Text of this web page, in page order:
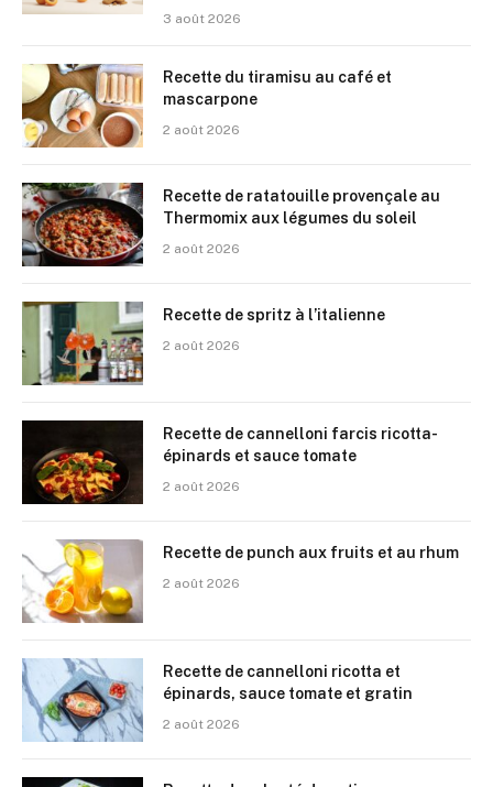
3 août 2026
Recette du tiramisu au café et
mascarpone
2 août 2026
Recette de ratatouille provençale au
Thermomix aux légumes du soleil
2 août 2026
Recette de spritz à l’italienne
2 août 2026
Recette de cannelloni farcis ricotta-
épinards et sauce tomate
2 août 2026
Recette de punch aux fruits et au rhum
2 août 2026
Recette de cannelloni ricotta et
épinards, sauce tomate et gratin
2 août 2026